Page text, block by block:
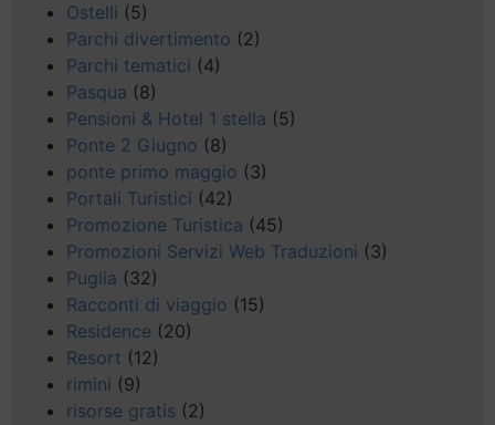
Ostelli (5)
Parchi divertimento (2)
Parchi tematici (4)
Pasqua (8)
Pensioni & Hotel 1 stella (5)
Ponte 2 Giugno (8)
ponte primo maggio (3)
Portali Turistici (42)
Promozione Turistica (45)
Promozioni Servizi Web Traduzioni (3)
Puglia (32)
Racconti di viaggio (15)
Residence (20)
Resort (12)
rimini (9)
risorse gratis (2)